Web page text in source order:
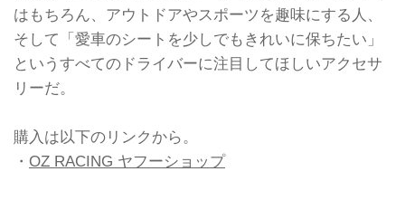
はもちろん、アウトドアやスポーツを趣味にする人、
そして「愛車のシートを少しでもきれいに保ちたい」
というすべてのドライバーに注目してほしいアクセサ
リーだ。
購入は以下のリンクから。
・ OZ RACING ヤフーショップ